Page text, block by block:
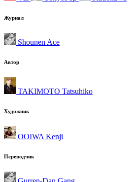
Журнал
Shounen Ace
Автор
TAKIMOTO Tatsuhiko
Художник
OOIWA Kenji
Переводчик